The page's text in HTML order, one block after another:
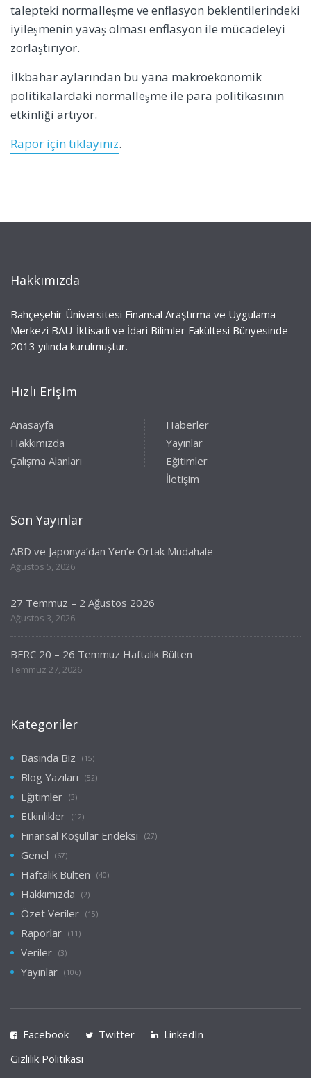
talepteki normalleşme ve enflasyon beklentilerindeki
iyileşmenin yavaş olması enflasyon ile mücadeleyi
zorlaştırıyor.
İlkbahar aylarından bu yana makroekonomik
politikalardaki normalleşme ile para politikasının
etkinliği artıyor.
Rapor için tıklayınız.
Hakkımızda
Bahçeşehir Üniversitesi Finansal Araştırma ve Uygulama
Merkezi BAU-İktisadi ve İdari Bilimler Fakültesi Bünyesinde
2013 yılında kurulmuştur.
Hızlı Erişim
Anasayfa
Hakkımızda
Çalışma Alanları
Haberler
Yayınlar
Eğitimler
İletişim
Son Yayınlar
ABD ve Japonya’dan Yen’e Ortak Müdahale
Ağustos 5, 2026
27 Temmuz – 2 Ağustos 2026
Ağustos 3, 2026
BFRC 20 – 26 Temmuz Haftalık Bülten
Temmuz 27, 2026
Kategoriler
Basında Biz (15)
Blog Yazıları (52)
Eğitimler (3)
Etkinlikler (12)
Finansal Koşullar Endeksi (27)
Genel (67)
Haftalık Bülten (40)
Hakkımızda (2)
Özet Veriler (15)
Raporlar (11)
Veriler (3)
Yayınlar (106)
Facebook Twitter
LinkedIn
Gizlilik Politikası